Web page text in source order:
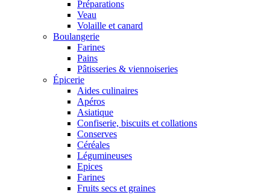
Préparations
Veau
Volaille et canard
Boulangerie
Farines
Pains
Pâtisseries & viennoiseries
Épicerie
Aides culinaires
Apéros
Asiatique
Confiserie, biscuits et collations
Conserves
Céréales
Légumineuses
Epices
Farines
Fruits secs et graines